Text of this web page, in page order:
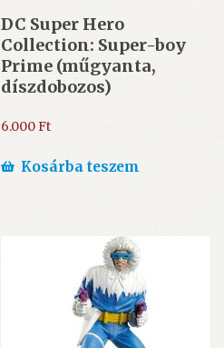
DC Super Hero
Collection: Super-boy
Prime (műgyanta,
díszdobozos)
6.000Ft
Kosárba teszem